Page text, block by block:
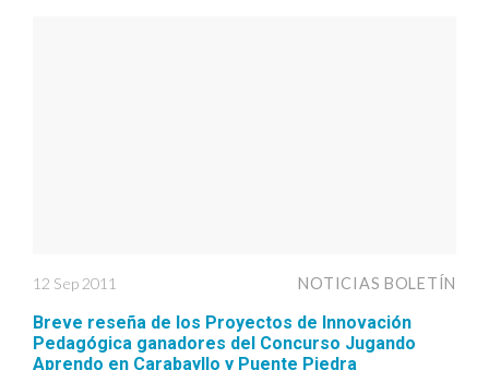
12 Sep 2011 NOTICIAS BOLETÍN
Breve reseña de los Proyectos de Innovación
Pedagógica ganadores del Concurso Jugando
Aprendo en Carabayllo y Puente Piedra